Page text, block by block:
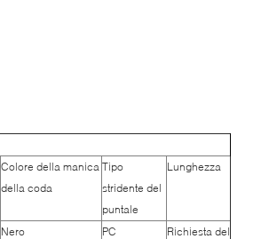
Colore della manica
della coda
Tipo
stridente del
puntale
Lunghezza
Nero PC
Richiesta del